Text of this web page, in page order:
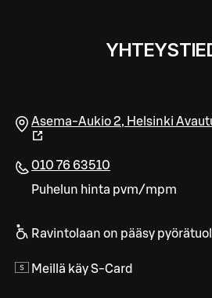
Asema-Aukio 2, Helsinki
010 76 63510
Puhelun hinta pvm/mpm
Ravintolaan on pääsy
Meillä käy S-Card